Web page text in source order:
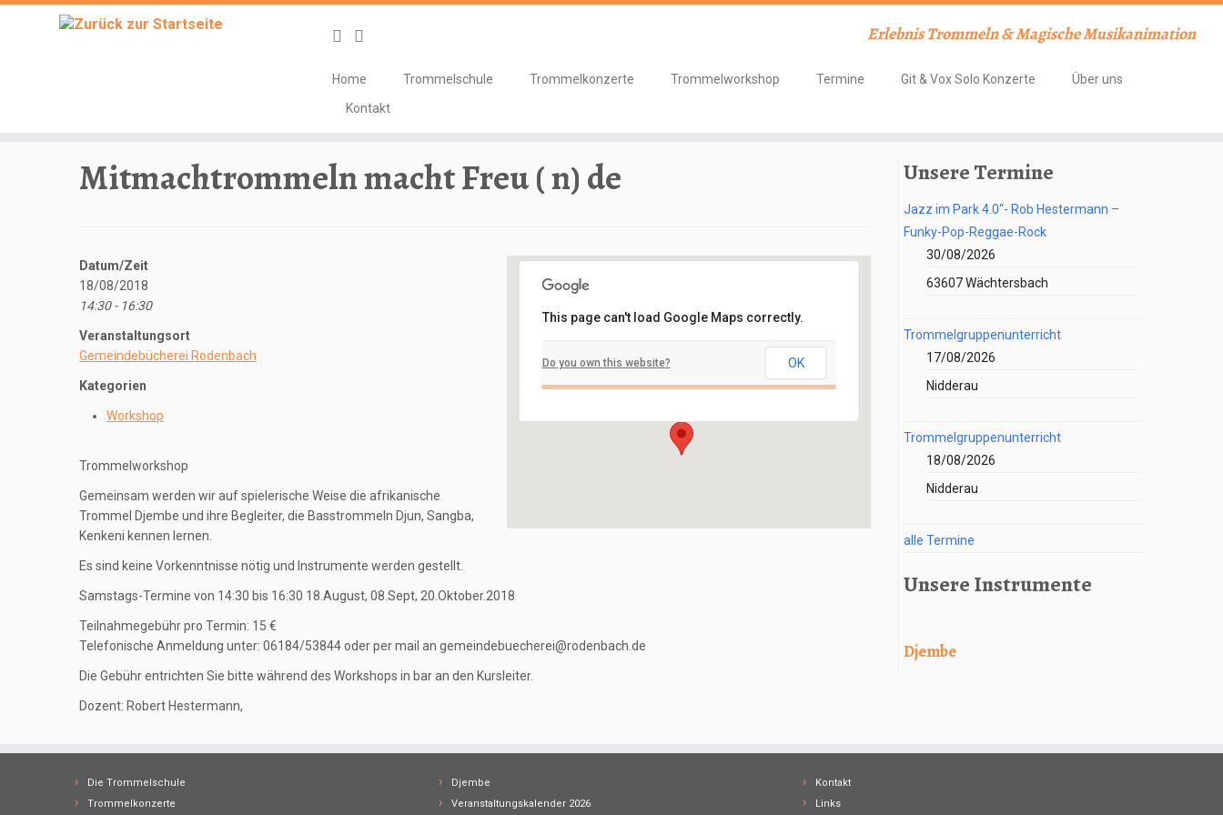
Erlebnis Trommeln & Magische Musikanimation
Home Trommelschule Trommelkonzerte Trommelworkshop Termine Git & Vox Solo Konzerte
Über uns
Kontakt
Mitmachtrommeln macht Freu ( n) de
Veranstaltungen
This page can't load Google Maps correctly.
Do you own this website? OK
Datum/Zeit
18/08/2018
14:30 - 16:30
Veranstaltungsort
Gemeindebücherei Rodenbach
Kategorien
Workshop
Trommelworkshop
Gemeinsam werden wir auf spielerische Weise die afrikanische
Trommel Djembe und ihre Begleiter, die Basstrommeln Djun, Sangba,
Kenkeni kennen lernen.
Es sind keine Vorkenntnisse nötig und Instrumente werden gestellt.
Samstags-Termine von 14:30 bis 16:30 18.August, 08.Sept, 20.Oktober.2018
Teilnahmegebühr pro Termin: 15 €
Telefonische Anmeldung unter: 06184/53844 oder per mail an gemeindebuecherei@rodenbach.de
Die Gebühr entrichten Sie bitte während des Workshops in bar an den Kursleiter.
Dozent: Robert Hestermann,
Unsere Termine
Jazz im Park 4.0“- Rob Hestermann –
Funky-Pop-Reggae-Rock
30/08/2026
63607 Wächtersbach
Trommelgruppenunterricht
17/08/2026
Nidderau
Trommelgruppenunterricht
18/08/2026
Nidderau
alle Termine
Unsere Instrumente
Djembe
Die Trommelschule
Trommelkonzerte
Djembe
Veranstaltungskalender 2026
Kontakt
Links